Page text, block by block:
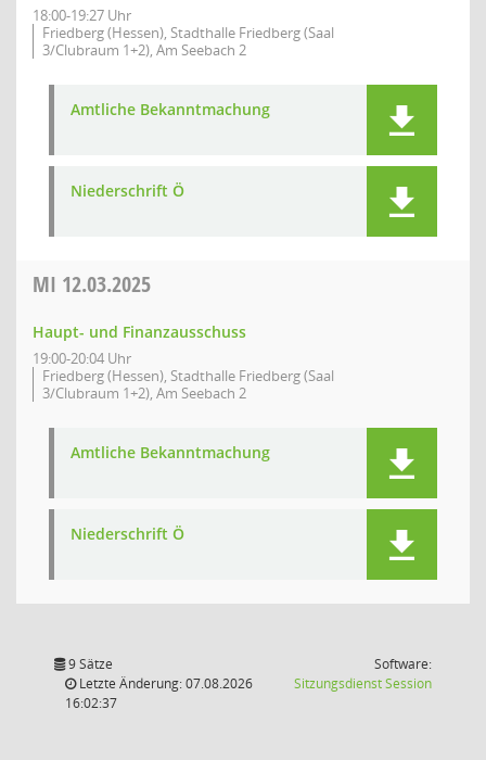
18:00-19:27 Uhr
Friedberg (Hessen), Stadthalle Friedberg (Saal
3/Clubraum 1+2), Am Seebach 2
Amtliche Bekanntmachung
Niederschrift Ö
MI 12.03.2025
Haupt- und Finanzausschuss
19:00-20:04 Uhr
Friedberg (Hessen), Stadthalle Friedberg (Saal
3/Clubraum 1+2), Am Seebach 2
Amtliche Bekanntmachung
Niederschrift Ö
9 Sätze
Letzte Änderung: 07.08.2026
16:02:37
Software:
SitzungsdienstSession(Wird in